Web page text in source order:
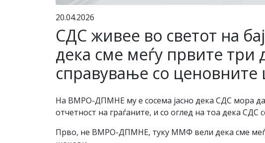
20.04.2026
СДС живее во светот на
дека сме меѓу првите
справување со
На ВМРО-ДПМНЕ му е сосема јасно дека СДС мора да
отчетност на граѓаните, и со оглед на тоа дека
Прво, не ВМРО-ДПМНЕ, туку ММФ вели дека сме